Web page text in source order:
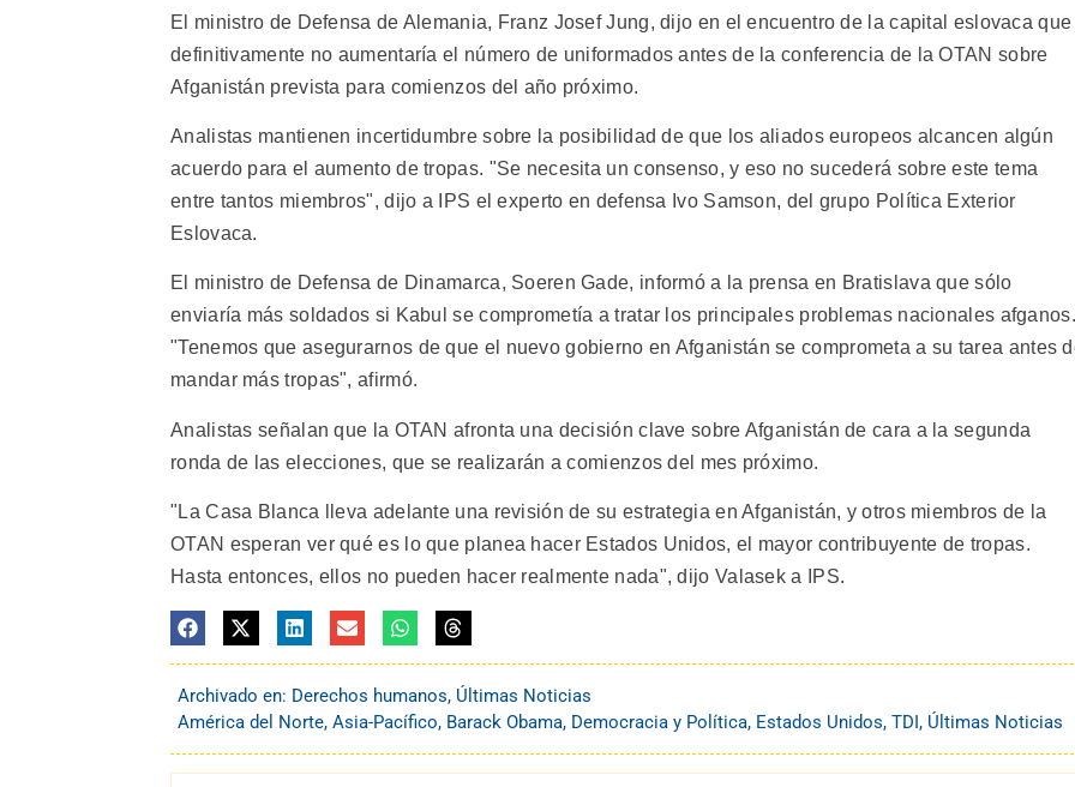
El ministro de Defensa de Alemania, Franz Josef Jung, dijo en el encuentro de la capital eslovaca que
definitivamente no aumentaría el número de uniformados antes de la conferencia de la OTAN sobre
Afganistán prevista para comienzos del año próximo.
Analistas mantienen incertidumbre sobre la posibilidad de que los aliados europeos alcancen algún
acuerdo para el aumento de tropas. "Se necesita un consenso, y eso no sucederá sobre este tema
entre tantos miembros", dijo a IPS el experto en defensa Ivo Samson, del grupo Política Exterior
Eslovaca.
El ministro de Defensa de Dinamarca, Soeren Gade, informó a la prensa en Bratislava que sólo
enviaría más soldados si Kabul se comprometía a tratar los principales problemas nacionales afganos.
"Tenemos que asegurarnos de que el nuevo gobierno en Afganistán se comprometa a su tarea antes
mandar más tropas", afirmó.
Analistas señalan que la OTAN afronta una decisión clave sobre Afganistán de cara a la segunda
ronda de las elecciones, que se realizarán a comienzos del mes próximo.
"La Casa Blanca lleva adelante una revisión de su estrategia en Afganistán, y otros miembros de la
OTAN esperan ver qué es lo que planea hacer Estados Unidos, el mayor contribuyente de tropas.
Hasta entonces, ellos no pueden hacer realmente nada", dijo Valasek a IPS.
Archivado en: Derechos humanos, Últimas Noticias
América del Norte, Asia-Pacífico, Barack Obama, Democracia y Política, Estados Unidos, TDI, Últimas Noticias